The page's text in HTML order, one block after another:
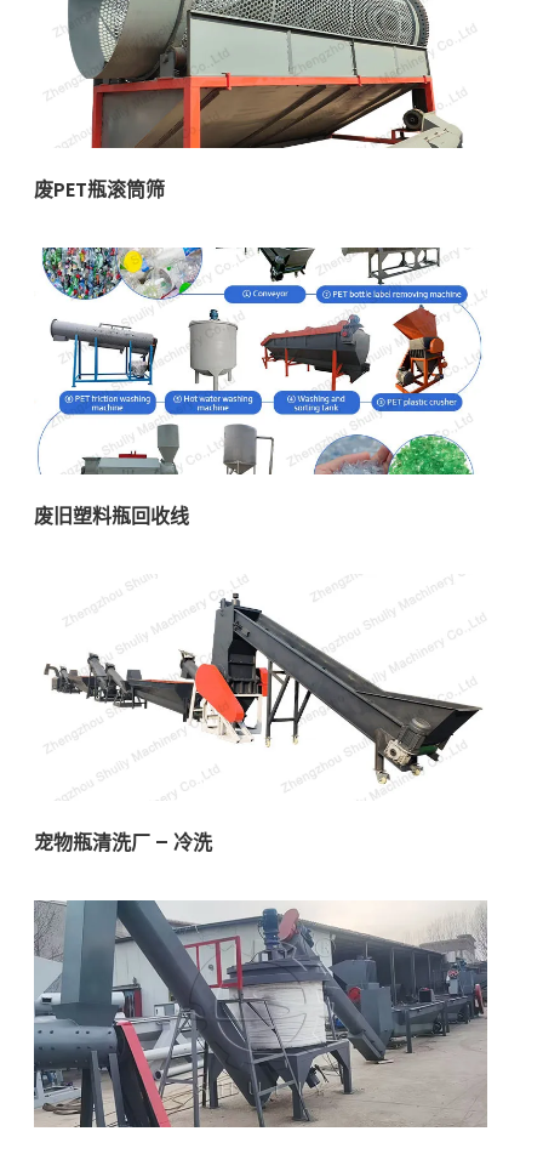
废PET瓶滚筒筛
废旧塑料瓶回收线
宠物瓶清洗厂 – 冷洗